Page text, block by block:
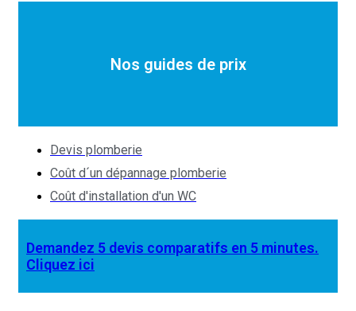
Nos guides de prix
Devis plomberie
Coût d´un dépannage plomberie
Coût d'installation d'un WC
Demandez 5 devis comparatifs en 5 minutes.
Cliquez ici